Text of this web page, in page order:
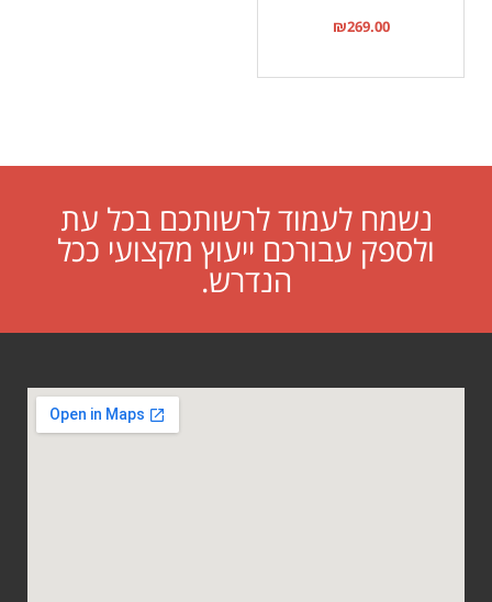
₪269.00
נשמח לעמוד לרשותכם בכל עת
ולספק עבורכם ייעוץ מקצועי ככל
הנדרש.